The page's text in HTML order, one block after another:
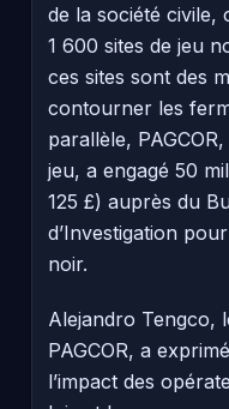
de la société civile,
1 600 sites de jeu
ces sites sont des
contourner les
parallèle,
jeu, a engagé 50
125 £) auprès du
d’Investigation
noir.
Alejandro Tengco,
PAGCOR, a
l’impact des